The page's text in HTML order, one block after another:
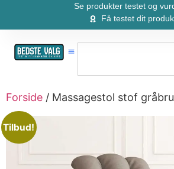
Se produkter testet og
Få testet dit
Forside / Massagestol stof
Tilbud!